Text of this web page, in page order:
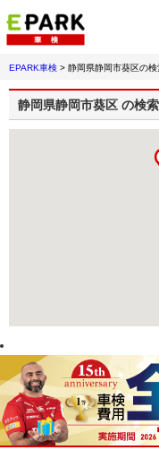
EPARK車検 > 静岡県静岡市葵区の検
静岡県静岡市葵区 の検